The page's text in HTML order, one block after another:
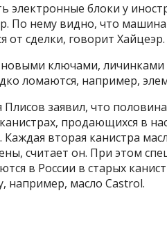
электронные блоки у
По нему видно, что
от сделки, говорит Хайцеэр.
ключами,
ломаются, например,
Плисов заявил, что
продающихся в
вторая канистра
считает он. При этом
в России в старых
например, масло Castrol.